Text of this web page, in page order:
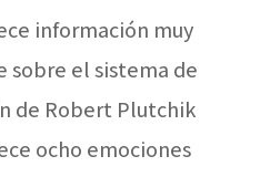
información muy
sobre el sistema de
de Robert Plutchik
ocho emociones